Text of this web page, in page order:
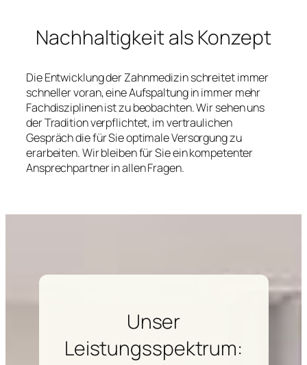
Nachhaltigkeit als Konzept
Die Entwicklung der Zahnmedizin schreitet immer
schneller voran, eine Aufspaltung in immer mehr
Fachdisziplinen ist zu beobachten. Wir sehen uns
der Tradition verpflichtet, im vertraulichen
Gespräch die für Sie optimale Versorgung zu
erarbeiten. Wir bleiben für Sie ein kompetenter
Ansprechpartner in allen Fragen.
Unser
Leistungsspektrum: